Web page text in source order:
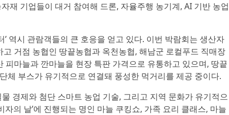
재 기업들이 대거 참여해 드론, 자율주행 농기계, AI 기반 농업
’ 역시 관람객들의 큰 호응을 얻고 있다. 이번 박람회는 생산자
거점 농협인 땅끝농협과 옥천농협, 해남군 로컬푸드 직매장
마늘과 깐마늘을 현장 특판 가격으로 유통하고 있으며, 땅끝
체 부스가 유기적으로 연결돼 풍성한 먹거리를 제공 중이다.
경제와 첨단 스마트 농업 기술, 그리고 지역 문화가 유기적으
의 날’에 진행되는 명인 마늘 쿠킹쇼, 가족 요리 클래스, 마늘